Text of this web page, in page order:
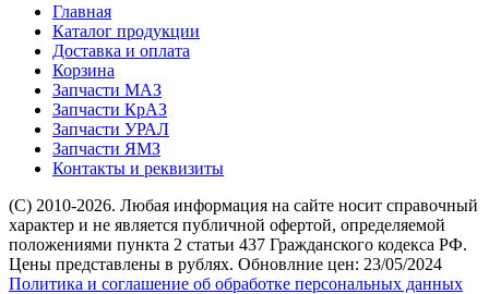
Главная
Каталог продукции
Доставка и оплата
Корзина
Запчасти МАЗ
Запчасти КрАЗ
Запчасти УРАЛ
Запчасти ЯМЗ
Контакты и реквизиты
(C) 2010-2026. Любая информация на сайте носит справочный
характер и не является публичной офертой, определяемой
положениями пункта 2 статьи 437 Гражданского кодекса РФ.
Цены представлены в рублях. Обновлние цен: 23/05/2024
Политика и соглашение об обработке персональных данных